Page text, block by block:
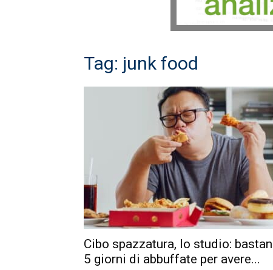
Tag: junk food
Cibo spazzatura, lo studio:
5 giorni di abbuffate per avere...